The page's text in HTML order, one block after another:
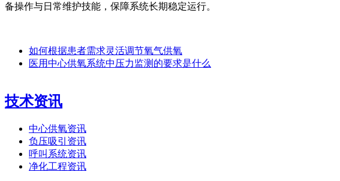
备操作与日常维护技能，保障系统长期稳定运行。
如何根据患者需求灵活调节氧气供氧
医用中心供氧系统中压力监测的要求是什么
技术资讯
中心供氧资讯
负压吸引资讯
呼叫系统资讯
净化工程资讯